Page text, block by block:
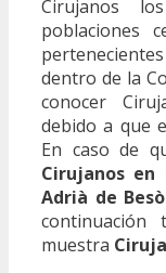
Cirujanos
poblaciones
dentro de la
conocer
debido a que
En caso de
Cirujanos en
Adrià de
muestra